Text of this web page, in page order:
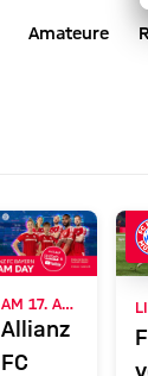
Amateure
AM 17. AUGUST
Allianz
FC